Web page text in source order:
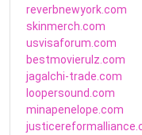
reverbnewyork.com
skinmerch.com
usvisaforum.com
bestmovierulz.com
jagalchi-trade.com
loopersound.com
minapenelope.com